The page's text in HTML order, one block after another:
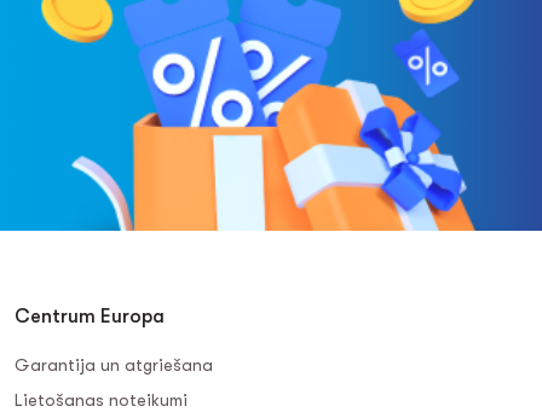
Centrum Europa
Garantija un atgriešana
Lietošanas noteikumi